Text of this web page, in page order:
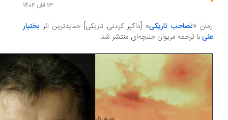
«تصاحب تاریکی » [داگیر کردنی تاریکی] جدیدترین اثر بختیار
با ترجمه مریوان حلبچه‌ای منتشر شد.